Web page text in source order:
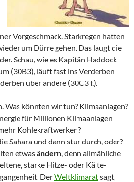
Vorgeschmack. Starkregen hatten
um Dürre gehen. Das laugt die
Schau, wie es Kapitän Haddock
(30B3), läuft fast ins Verderben
über andere (30C3 f.).
Was könnten wir tun? Klimaanlagen?
für Millionen Klimaanlagen
Kohlekraftwerken?
Sahara und dann stur durch, oder?
etwasändern, denn allmähliche
starke Hitze- oder Kälte-
DerWeltklimaratsagt,